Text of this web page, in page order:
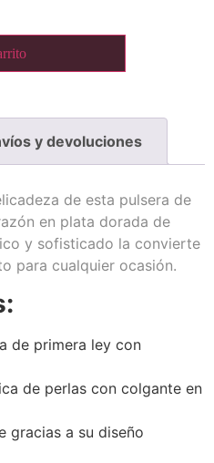
y devoluciones
de esta pulsera de
en plata dorada de
y sofisticado la convierte
para cualquier ocasión.
de primera ley con
de perlas con colgante en
gracias a su diseño